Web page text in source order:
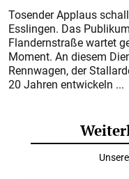
Tosender Applaus
Esslingen. Das
Flandernstraße wartet
Moment. An diesem
Rennwagen, der
20 Jahren entwickeln ...